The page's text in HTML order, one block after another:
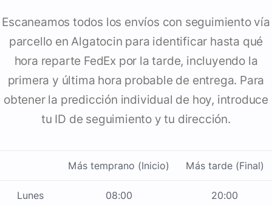
Escaneamos todos los envíos con seguimiento vía
parcello en Algatocin para identificar hasta qué
hora reparte FedEx por la tarde, incluyendo la
primera y última hora probable de entrega. Para
obtener la predicción individual de hoy, introduce
tu ID de seguimiento y tu dirección.
Más temprano (Inicio) Más tarde (Final)
Lunes 08:00 20:00